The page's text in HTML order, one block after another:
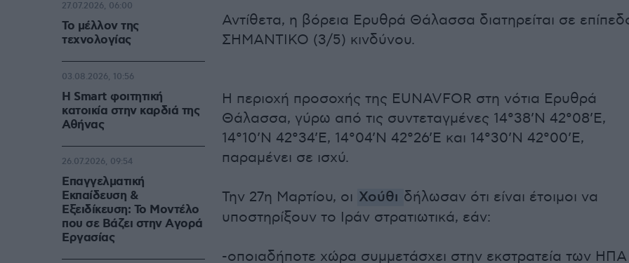
Αντίθετα, η βόρεια Ερυθρά Θάλασσα διατηρείται σε
ΣΗΜΑΝΤΙΚΟ (3/5) κινδύνου.
Η περιοχή προσοχής της EUNAVFOR στη νότια Ερυθρά
Θάλασσα, γύρω από τις συντεταγμένες 14°38’N 42°08’E,
14°10’N 42°34’E, 14°04’N 42°26’E και 14°30’N 42°00’E,
παραμένει σε ισχύ.
Την 27η Μαρτίου, οι Χούθι δήλωσαν ότι είναι έτοιμοι να
υποστηρίξουν το Ιράν στρατιωτικά, εάν:
-οποιαδήποτε χώρα συμμετάσχει στην εκστρατεία των ΗΠΑ
Το μέλλον της
τεχνολογίας
27.07.2026, 06:00
Η Smart φοιτητική
κατοικία στην καρδιά της
Αθήνας
03.08.2026, 10:56
Επαγγελματική
Εκπαίδευση &
Εξειδίκευση: Το Mοντέλο
που σε Bάζει στην Aγορά
Eργασίας
26.07.2026, 09:54